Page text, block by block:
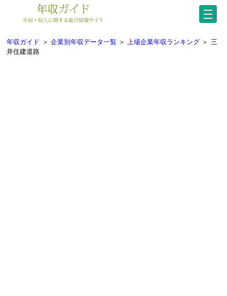
年収ガイド ＞ 企業別年収データ一覧 ＞ 上場企業年収ランキング ＞ 三
井住建道路